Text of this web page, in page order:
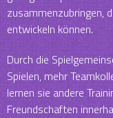
zusammenzubringen,
entwickeln können.
Durch die
Spielen, mehr
lernen sie andere
Freundschaften